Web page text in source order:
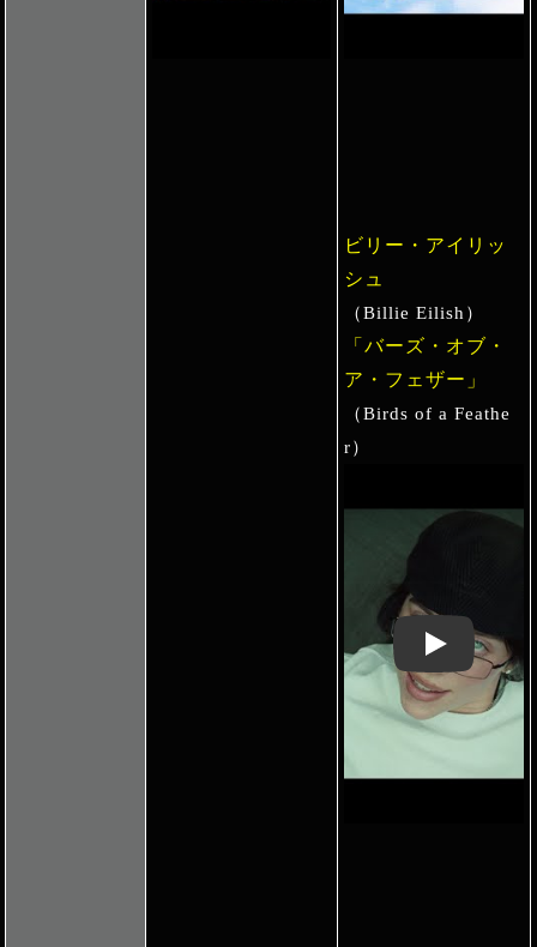
ビリー・アイリッ
シュ
（Billie Eilish）
「バーズ・オブ・
ア・フェザー」
（Birds of a Feathe
r）
Play: Keynote